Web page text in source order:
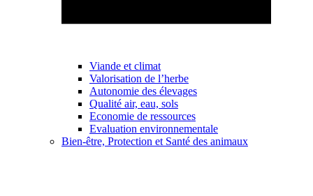
Viande et climat
Valorisation de l’herbe
Autonomie des élevages
Qualité air, eau, sols
Economie de ressources
Evaluation environnementale
Bien-être, Protection et Santé des animaux